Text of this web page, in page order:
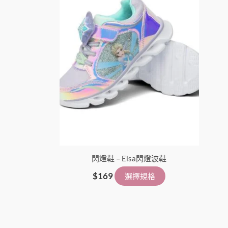
閃燈鞋 – Elsa閃燈波鞋
$169 選擇規格